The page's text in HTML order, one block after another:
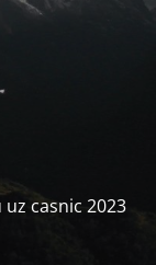
casnic 2023